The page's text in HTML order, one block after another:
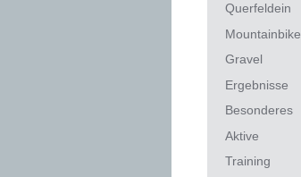
Querfeldein
Mountainbike
Gravel
Ergebnisse
Besonderes
Aktive
Training